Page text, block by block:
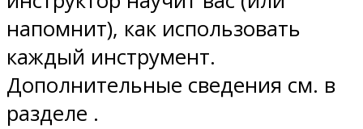
напомнит), как использовать
каждый инструмент.
Дополнительные сведения см. в
разделе .